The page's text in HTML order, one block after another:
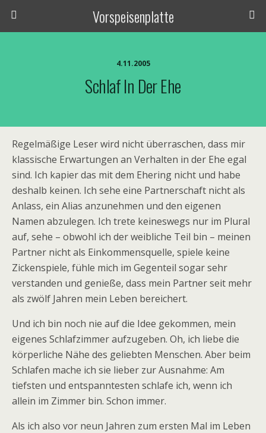
Vorspeisenplatte
4.11.2005
Schlaf In Der Ehe
Regelmäßige Leser wird nicht überraschen, dass mir
klassische Erwartungen an Verhalten in der Ehe egal
sind. Ich kapier das mit dem Ehering nicht und habe
deshalb keinen. Ich sehe eine Partnerschaft nicht als
Anlass, ein Alias anzunehmen und den eigenen
Namen abzulegen. Ich trete keineswegs nur im Plural
auf, sehe – obwohl ich der weibliche Teil bin – meinen
Partner nicht als Einkommensquelle, spiele keine
Zickenspiele, fühle mich im Gegenteil sogar sehr
verstanden und genieße, dass mein Partner seit mehr
als zwölf Jahren mein Leben bereichert.
Und ich bin noch nie auf die Idee gekommen, mein
eigenes Schlafzimmer aufzugeben. Oh, ich liebe die
körperliche Nähe des geliebten Menschen. Aber beim
Schlafen mache ich sie lieber zur Ausnahme: Am
tiefsten und entspanntesten schlafe ich, wenn ich
allein im Zimmer bin. Schon immer.
Als ich also vor neun Jahren zum ersten Mal im Leben